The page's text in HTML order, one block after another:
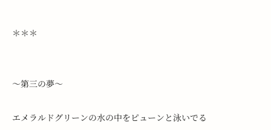
＊＊＊
～第三の夢～
エメラルドグリーンの水の中をピューンと泳いでる